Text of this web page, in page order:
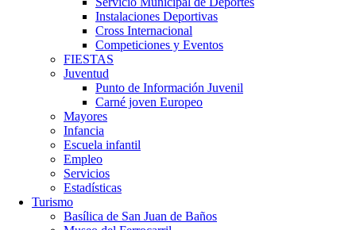
Instalaciones Deportivas
Cross Internacional
Competiciones y Eventos
FIESTAS
Juventud
Punto de Información Juvenil
Carné joven Europeo
Mayores
Infancia
Escuela infantil
Empleo
Servicios
Estadísticas
Turismo
Basílica de San Juan de Baños